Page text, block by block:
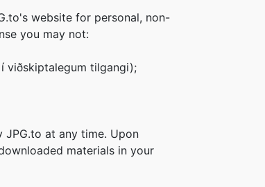
website for personal, non-
you may not:
viðskiptalegum tilgangi);
at any time. Upon
materials in your